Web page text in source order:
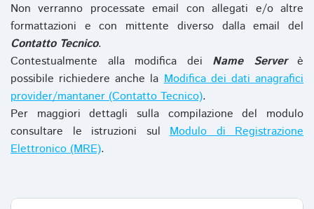
Non verranno processate email con allegati e/o altre
formattazioni e con mittente diverso dalla email del
Contatto Tecnico.
Contestualmente alla modifica dei Name Serverè
possibile richiedere anche laModifica dei dati anagrafici
provider/mantaner (Contatto Tecnico).
Per maggiori dettagli sulla compilazione del modulo
consultare le istruzioni sul Modulo di Registrazione
Elettronico (MRE).